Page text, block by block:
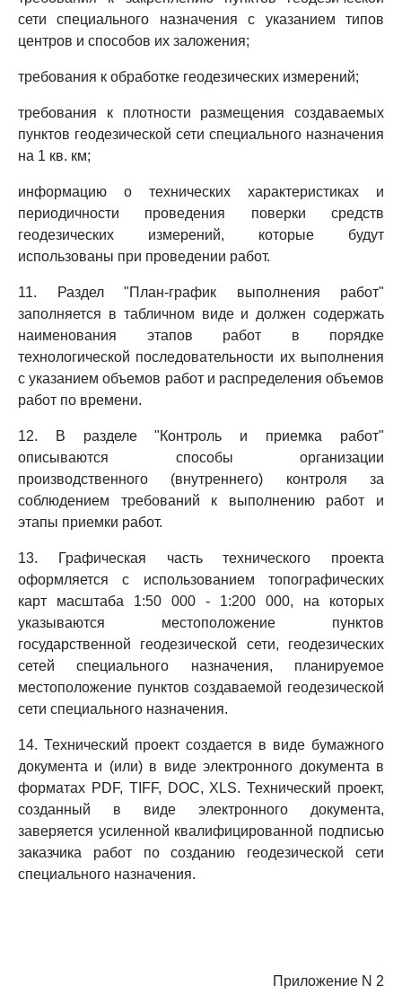
сети специального назначения с указанием типов
центров и способов их заложения;
требования к обработке геодезических измерений;
требования к плотности размещения создаваемых
пунктов геодезической сети специального назначения
на 1 кв. км;
информацию о технических характеристиках и
периодичности проведения поверки средств
геодезических измерений, которые будут
использованы при проведении работ.
11. Раздел "План-график выполнения работ"
заполняется в табличном виде и должен содержать
наименования этапов работ в порядке
технологической последовательности их выполнения
с указанием объемов работ и распределения объемов
работ по времени.
12. В разделе "Контроль и приемка работ"
описываются способы организации
производственного (внутреннего) контроля за
соблюдением требований к выполнению работ и
этапы приемки работ.
13. Графическая часть технического проекта
оформляется с использованием топографических
карт масштаба 1:50 000 - 1:200 000, на которых
указываются местоположение пунктов
государственной геодезической сети, геодезических
сетей специального назначения, планируемое
местоположение пунктов создаваемой геодезической
сети специального назначения.
14. Технический проект создается в виде бумажного
документа и (или) в виде электронного документа в
форматах PDF, TIFF, DOC, XLS. Технический проект,
созданный в виде электронного документа,
заверяется усиленной квалифицированной подписью
заказчика работ по созданию геодезической сети
специального назначения.
Приложение N 2